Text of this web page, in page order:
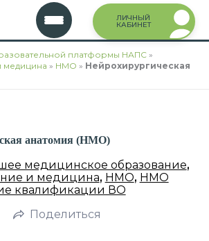
ЛИЧНЫЙ
КАБИНЕТ
платформы НАПС »
медицина » НМО » Нейрохирургическая
анатомия (НМО)
медицинское образование,
и медицина, НМО, НМО
квалификации ВО
Поделиться